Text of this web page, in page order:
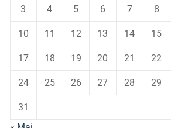
3 4 5 6 7 8
10 11 12 13 14 15
17 18 19 20 21 22
24 25 26 27 28 29
31